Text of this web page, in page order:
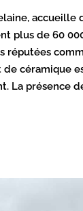
accueille
plus de 60
réputées
céramique
La présence